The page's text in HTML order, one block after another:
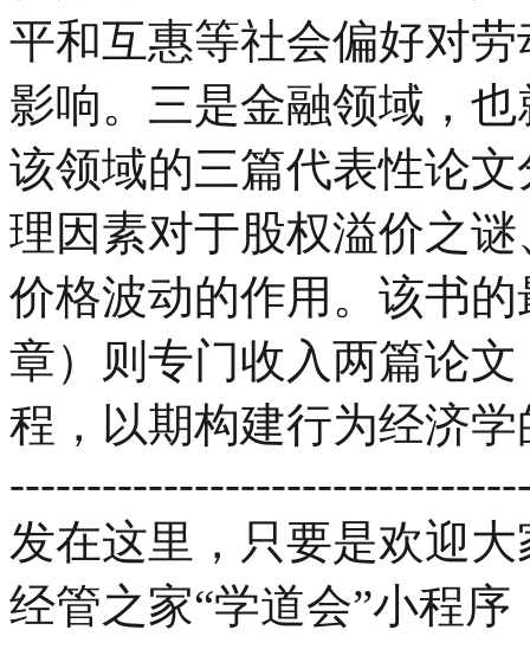
平和互惠等社会偏好对
影响。三是金融领域，
该领域的三篇代表性论
理因素对于股权溢价之
价格波动的作用。该书
章）则专门收入两篇论
程，以期构建行为经济
发在这里，只要是欢迎
经管之家“学道会”小程序